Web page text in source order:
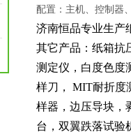
配置：主机、控制器
济南恒品专业生产
其它产品：纸箱抗
测定仪，白度色度
样刀， MIT耐折度
样器，边压导块，
台，双翼跌落试验